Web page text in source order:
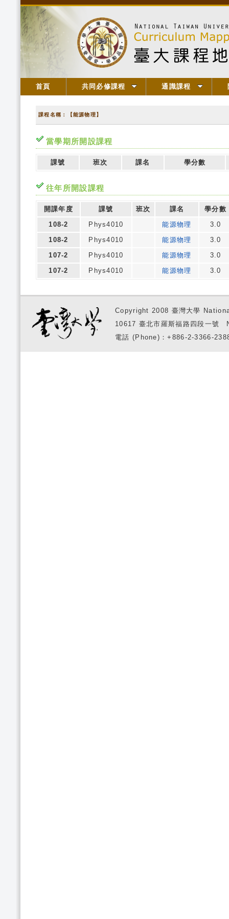
首頁 共同必修課程 通識課程
課程名稱：【能源物理】
當學期所開設課程
課號 班次 課名 學分數
往年所開設課程
開課年度 課號 班次 課名
學分數
108-2
Phys4010 能源物理
3.0
108-2
Phys4010 能源物理
3.0
107-2
Phys4010 能源物理
3.0
107-2
Phys4010 能源物理 3.0
Copyright 2008 臺灣大學
10617 臺北市羅斯福路四段一
電話 (Phone)：+886-2-3366-